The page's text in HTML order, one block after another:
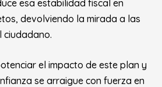
esa estabilidad fiscal en
devolviendo la mirada a las
ciudadano.
el impacto de este plan y
se arraigue con fuerza en